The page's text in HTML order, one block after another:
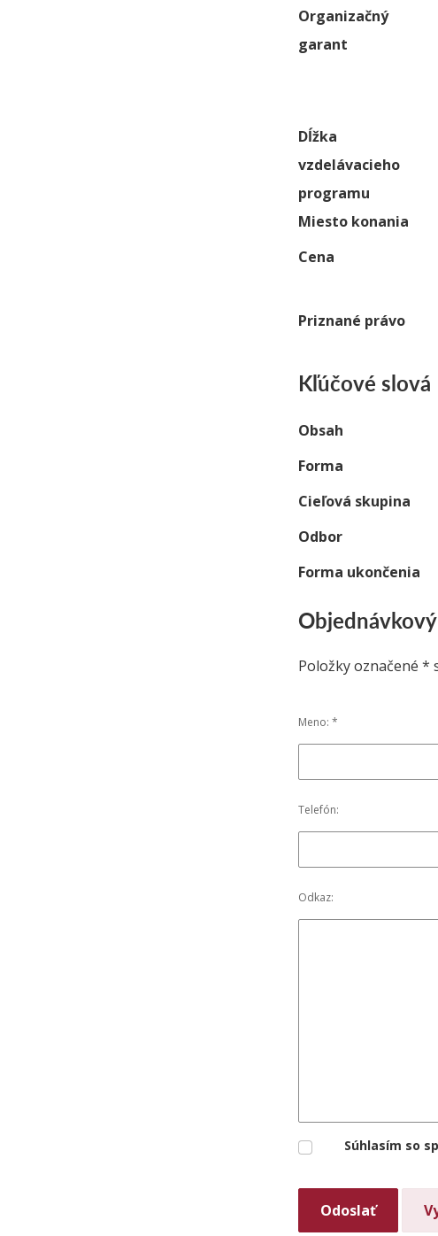
Organizačný
garant
Dĺžka
vzdelávacieho
programu
Miesto konania
Cena
Priznané právo
Kľúčové slová
Obsah
Forma
Cieľová skupina
Odbor
Forma ukončenia
Položky označené *
Meno: *
Telefón:
Odkaz:
Súhlasím so